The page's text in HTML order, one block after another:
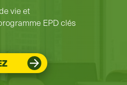
vie et
EPD clés